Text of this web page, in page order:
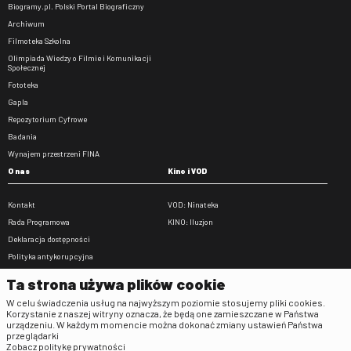
Biogramy.pl. Polski Portal Biograficzny
Archiwum
Filmoteka Szkolna
Olimpiada Wiedzy o Filmie i Komunikacji
Społecznej
Fototeka
Gapla
Repozytorium Cyfrowe
Badania
Wynajem przestrzeni FINA
O nas
Kontakt
Rada Programowa
Deklaracja dostępności
Polityka antykorupcyjna
Zamówienia publiczne
Praca w FINA
Kino i VOD
VOD: Ninateka
KINO: Iluzjon
Regulaminy
Ta strona używa plików cookie
W celu świadczenia usług na najwyższym poziomie stosujemy pliki cookies.
Korzystanie z naszej witryny oznacza, że będą one zamieszczane w Państwa
urządzeniu. W każdym momencie można dokonać zmiany ustawień Państwa
przeglądarki
Zobacz politykę prywatności